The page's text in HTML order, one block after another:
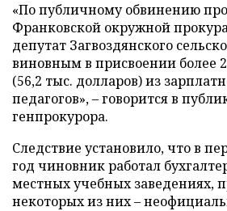
«По публичному обвинению
Франковской окружной
депутат Загвоздянского
виновным в присвоении более
(56,2 тыс. долларов) из
педагогов», – говорится в
генпрокурора.
Следствие установило, что в
год чиновник работал
местных учебных заведениях,
некоторых из них –